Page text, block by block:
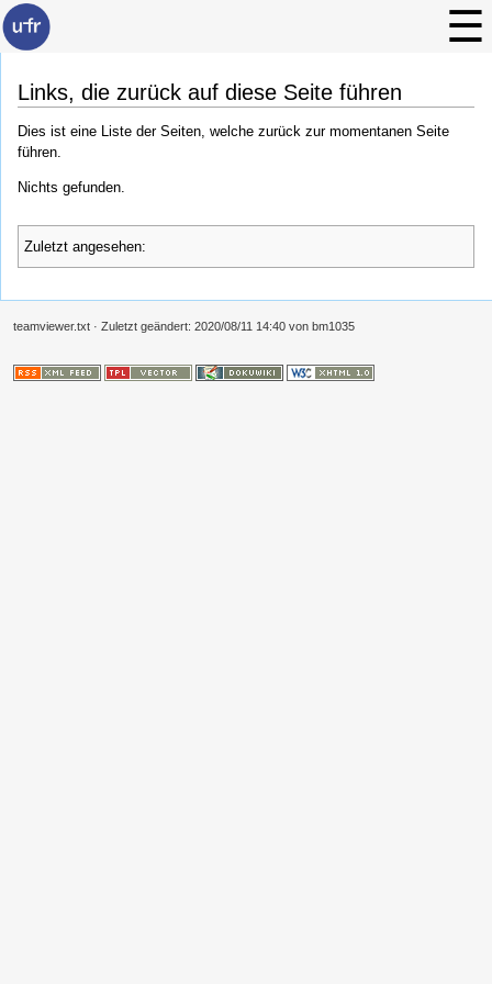
Links, die zurück auf diese Seite führen
Dies ist eine Liste der Seiten, welche zurück zur momentanen Seite
führen.
Nichts gefunden.
Zuletzt angesehen:
teamviewer.txt · Zuletzt geändert: 2020/08/11 14:40 von bm1035